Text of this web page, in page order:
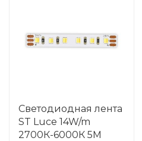
Светодиодная лента
ST Luce 14W/m
2700К-6000К 5M